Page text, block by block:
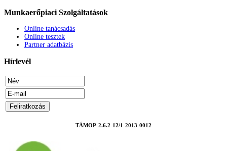
Munkaerőpiaci Szolgáltatások
Online tanácsadás
Online tesztek
Partner adatbázis
Hírlevél
TÁMOP-2.6.2-12/1-2013-0012